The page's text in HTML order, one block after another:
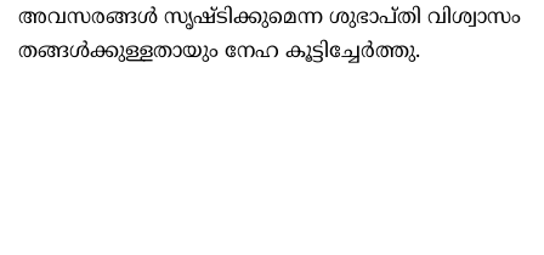
അവസരങ്ങൾ സൃഷ്ടിക്കുമെന്ന ശുഭാപ്തി വിശ്വാസം
തങ്ങൾക്കുള്ളതായും നേഹ കൂട്ടിച്ചേർത്തു.